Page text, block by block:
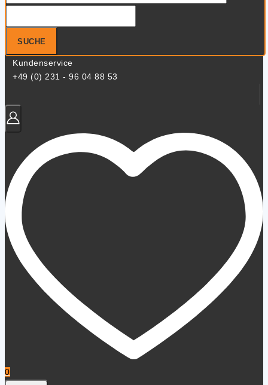
nach:
SUCHE
Kundenservice
+49 (0) 231 - 96 04 88 53
0